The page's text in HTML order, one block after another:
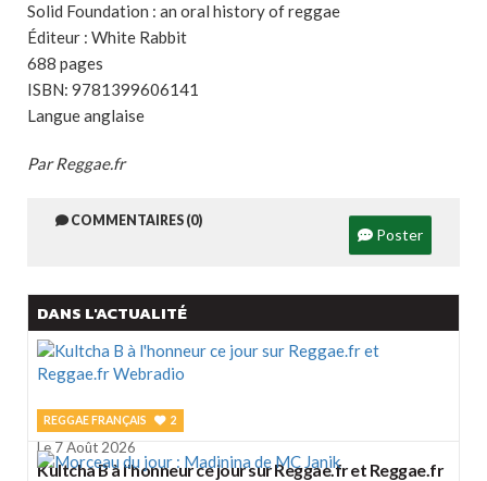
Solid Foundation : an oral history of reggae
Éditeur : White Rabbit
688 pages
ISBN: 9781399606141
Langue anglaise
Par Reggae.fr
COMMENTAIRES (0)
Poster
DANS L'ACTUALITÉ
REGGAE FRANÇAIS 2
Le 7 Août 2026
Kultcha B à l'honneur ce jour sur Reggae.fr et Reggae.fr